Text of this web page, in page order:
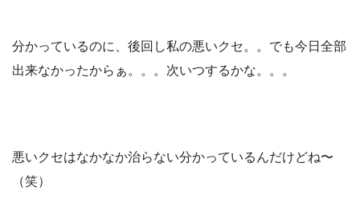
分かっているのに、後回し私の悪いクセ。。でも今日全部
出来なかったからぁ。。。次いつするかな。。。
悪いクセはなかなか治らない分かっているんだけどね〜
（笑）